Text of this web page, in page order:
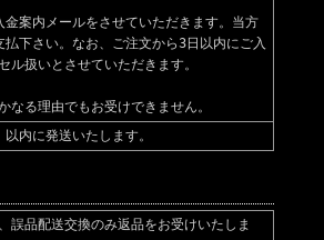
案内メールをさせていただきます。当方
下さい。なお、ご注文から3日以内にご入
扱いとさせていただきます。
る理由でもお受けできません。
内に発送いたします。
誤品配送交換のみ返品をお受けいたしま